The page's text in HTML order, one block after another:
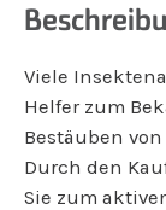
Viele
Helfer zum
Bestäuben
Durch den
Sie zum